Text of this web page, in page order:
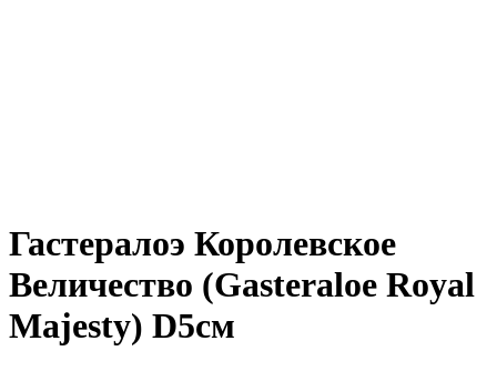
Гастералоэ Королевское
Величество (Gasteraloe Royal
Majesty) D5см